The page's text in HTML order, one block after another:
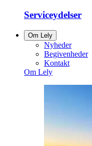
Serviceydelser
Om Lely
Nyheder
Begivenheder
Kontakt
Om Lely